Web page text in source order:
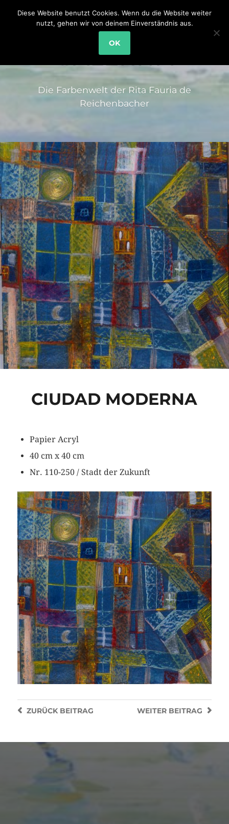
GALERITA
Die Farbenwelt der Rita Fauria de
Reichenbacher
CIUDAD MODERNA
Papier Acryl
40 cm x 40 cm
Nr. 110-250 / Stadt der Zukunft
WEITER BEITRAG
ZURÜCKBEITRAG
Diese Website benutzt Cookies. Wenn du die Website weiter
nutzt, gehen wir von deinem Einverständnis aus.
OK